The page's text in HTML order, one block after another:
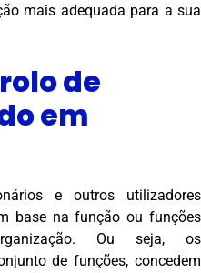
mais adequada para a sua
de
em
e outros utilizadores
base na função ou funções
Ou seja, os
de funções, concedem